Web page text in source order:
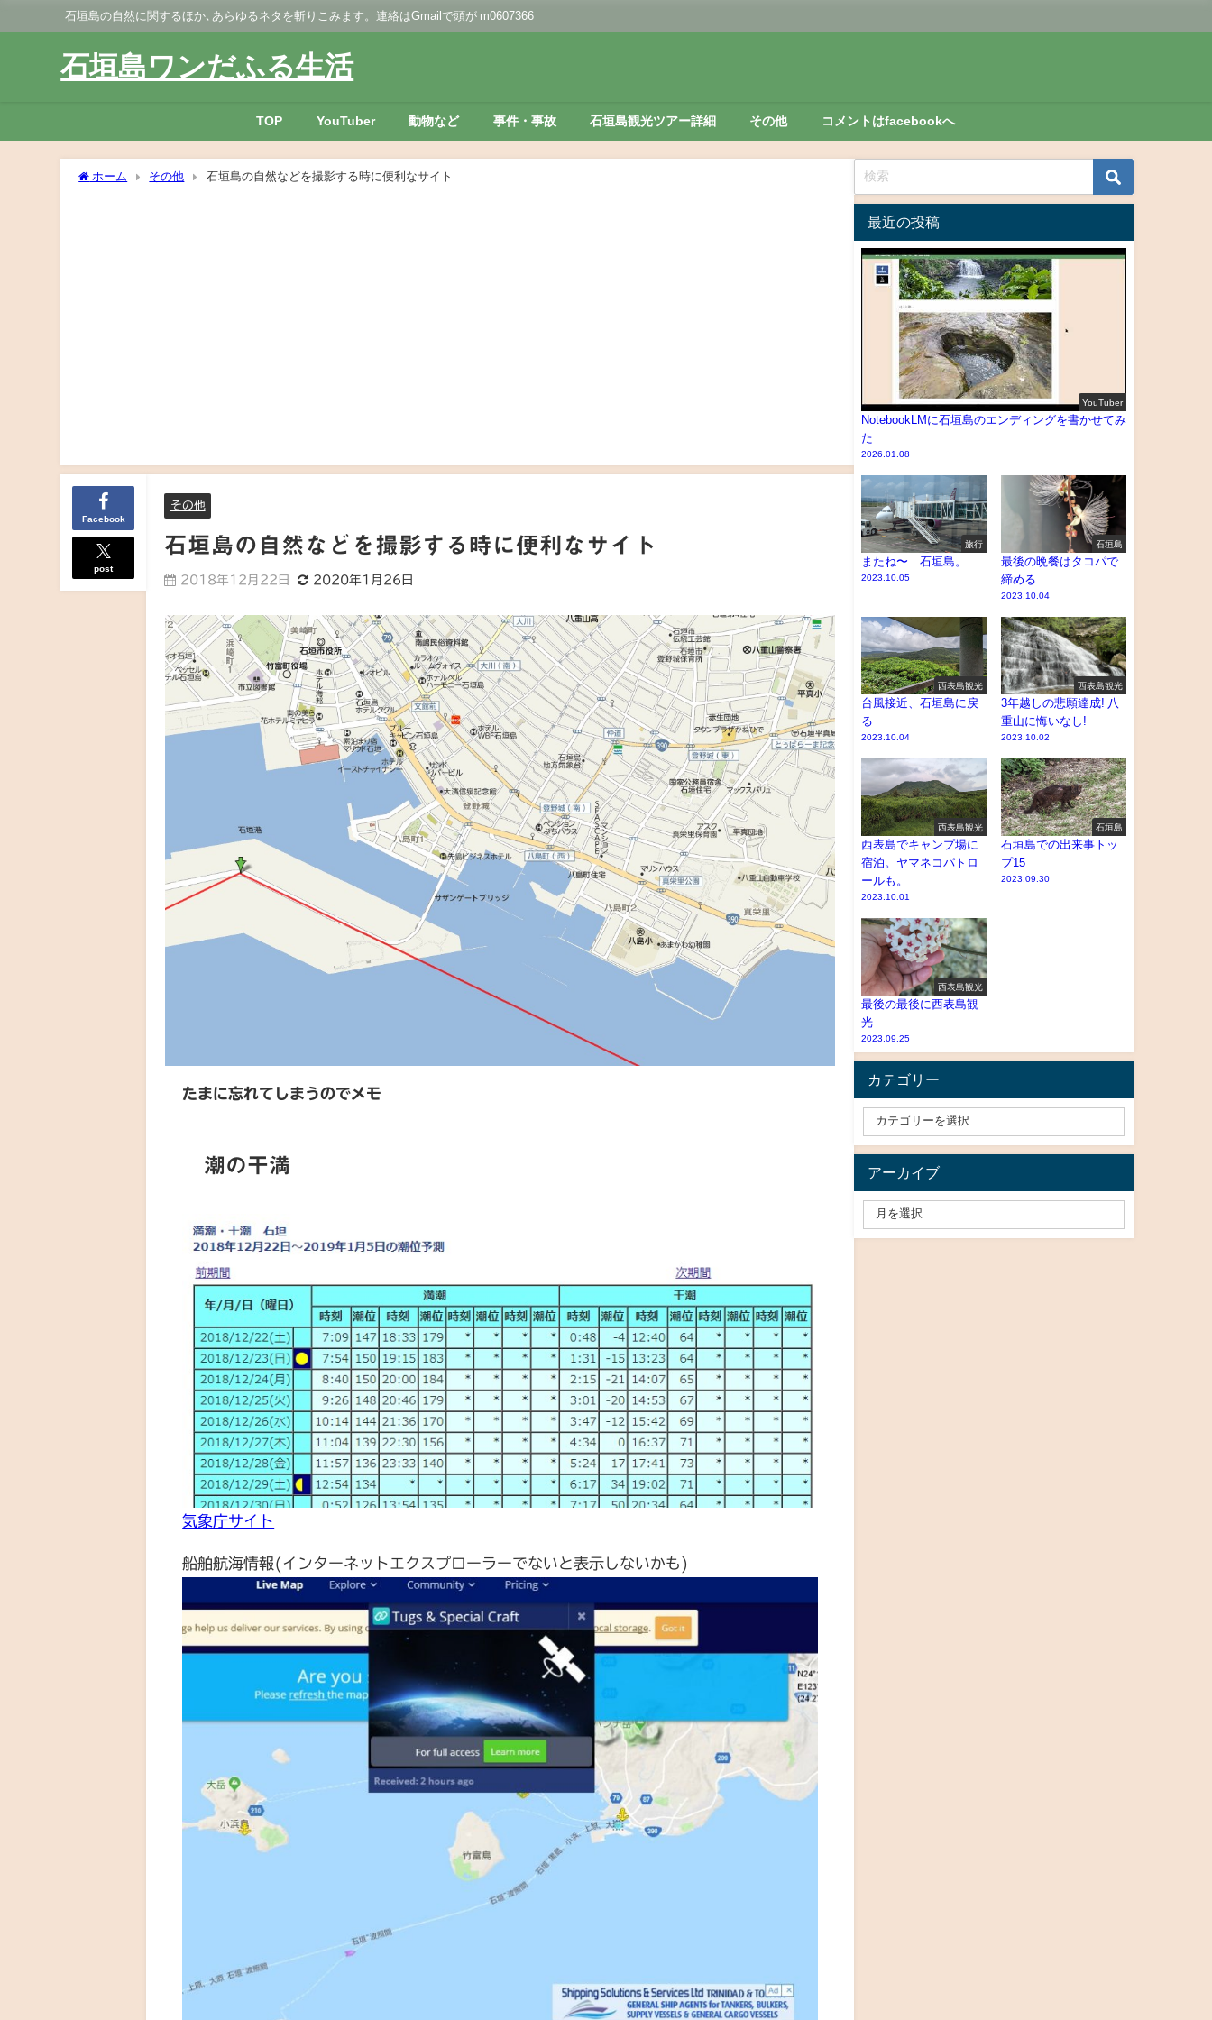
石垣島の自然に関するほか､あらゆるネタを斬りこみます。連絡はGmailで頭が m0607366
石垣島ワンだふる生活
TOP YouTuber 動物など 事件・事故 石垣島観光ツアー詳細 その他 コメントはfacebookへ
ホーム その他 石垣島の自然などを撮影する時に便利なサイト
Facebook
post
その他
石垣島の自然などを撮影する時に便利なサイト
2018年12月22日 2020年1月26日
たまに忘れてしまうのでメモ
潮の干満
気象庁サイト
船舶航海情報(インターネットエクスプローラーでないと表示しないかも)
最近の投稿
YouTuber
NotebookLMに石垣島のエンディングを書かせてみ
た
2026.01.08
旅行
またね〜 石垣島。
2023.10.05
石垣島
最後の晩餐はタコパで
締める
2023.10.04
西表島観光
台風接近、石垣島に戻
る
2023.10.04
西表島観光
3年越しの悲願達成! 八
重山に悔いなし!
2023.10.02
西表島観光
西表島でキャンプ場に
宿泊。ヤマネコパトロ
ールも。
2023.10.01
石垣島
石垣島での出来事トッ
プ15
2023.09.30
西表島観光
最後の最後に西表島観
光
2023.09.25
カテゴリー
アーカイブ